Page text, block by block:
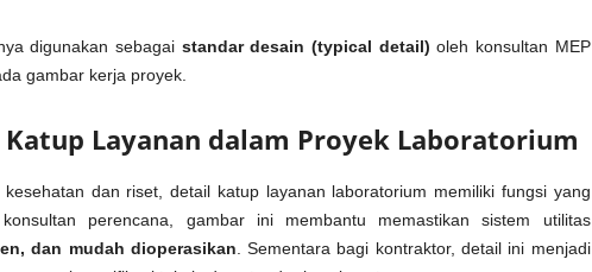
digunakan sebagai standar desain (typical detail) oleh konsultan MEP
gambar kerja proyek.
Katup Layanan dalam Proyek Laboratorium
kesehatan dan riset, detail katup layanan laboratorium memiliki fungsi yang
perencana, gambar ini membantu memastikan sistem utilitas
dan mudah dioperasikan . Sementara bagi kontraktor, detail ini menjadi